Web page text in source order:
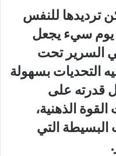
ترديدها للنفس
يوم سيء يجعل
السرير تحت
التحديات بسهولة
قدرته على
الذهنية،
البسيطة التي